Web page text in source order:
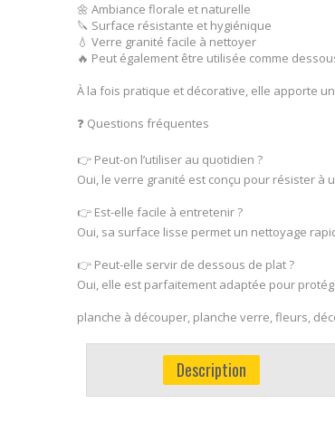
🌼 Ambiance florale et naturelle
🔪 Surface résistante et hygiénique
💧 Verre granité facile à nettoyer
🔥 Peut également être utilisée comme
À la fois pratique et décorative, elle apporte
❓ Questions fréquentes
👉 Peut-on l’utiliser au quotidien ?
Oui, le verre granité est conçu pour résister à
👉 Est-elle facile à entretenir ?
Oui, sa surface lisse permet un nettoyage
👉 Peut-elle servir de dessous de plat ?
Oui, elle est parfaitement adaptée pour
planche à découper, planche verre, fleurs,
Description